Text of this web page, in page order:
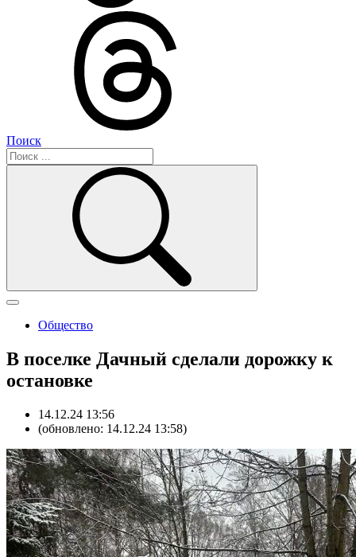
Поиск
Общество
В поселке Дачный сделали дорожку к
остановке
14.12.24 13:56
(обновлено: 14.12.24 13:58)